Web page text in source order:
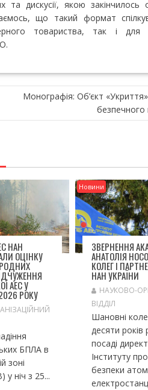
дискусії, якою закінчилось
що такий формат
товариства, так і для
Монографія: Об’єкт
НАН
ОЦІНКУ
АЕС У
РОКУ
БПЛА в
зоні
у ніч з 25...
Новини
ЗВЕРНЕННЯ
АНАТОЛІЯ
КОЛЕГ І
НАН УКРАЇНИ
НАУКОВО-
ВІДДІЛ
Шановні
десяти
посаді
Інституту
безпеки